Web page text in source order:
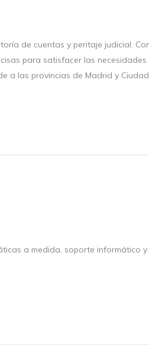
de cuentas y peritaje judicial.
para satisfacer las necesidades
a las provincias de Madrid y
a medida, soporte informático